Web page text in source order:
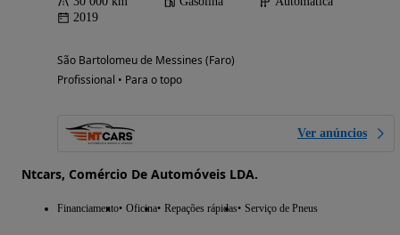
2019
São Bartolomeu de Messines (Faro)
Profissional • Para o topo
Ver anúncios
Ntcars, Comércio De Automóveis LDA.
Financiamento Oficina Repações rápidas Serviço de Pneus